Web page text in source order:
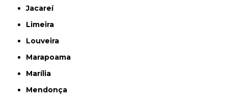
Jacareí
Limeira
Louveira
Marapoama
Marília
Mendonça